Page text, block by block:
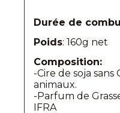
Durée de
Poids: 160g net
Composition:
-Cire de soja
animaux.
-Parfum de
IFRA